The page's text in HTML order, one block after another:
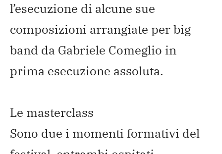
l’esecuzione di alcune sue
composizioni arrangiate per big
band da Gabriele Comeglio in
prima esecuzione assoluta.
Le masterclass
Sono due i momenti formativi del